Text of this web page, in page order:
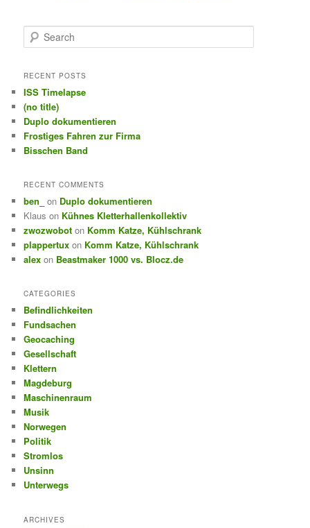
e
r
h
RECENT POSTS
ISS Timelapse
(no title)
Duplo dokumentieren
Frostiges Fahren zur Firma
Bisschen Band
RECENT COMMENTS
ben_ on Duplo dokumentieren
Klaus on Kühnes Kletterhallenkollektiv
zwozwobot on Komm Katze, Kühlschrank
plappertux on Komm Katze, Kühlschrank
alex on Beastmaker 1000 vs. Blocz.de
CATEGORIES
Befindlichkeiten
Fundsachen
Geocaching
Gesellschaft
Klettern
Magdeburg
Maschinenraum
Musik
Norwegen
Politik
Stromlos
Unsinn
Unterwegs
ARCHIVES